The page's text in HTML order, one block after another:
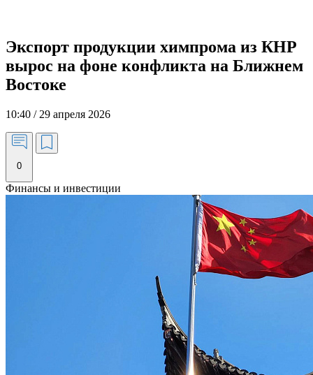
Экспорт продукции химпрома из КНР
вырос на фоне конфликта на Ближнем
Востоке
10:40 / 29 апреля 2026
0